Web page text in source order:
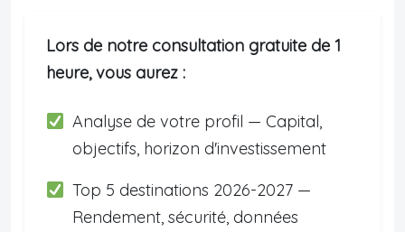
Lors de notre consultation gratuite de 1
heure, vous aurez :
Analyse de votre profil — Capital,
objectifs, horizon d'investissement
Top 5 destinations 2026-2027 —
Rendement, sécurité, données